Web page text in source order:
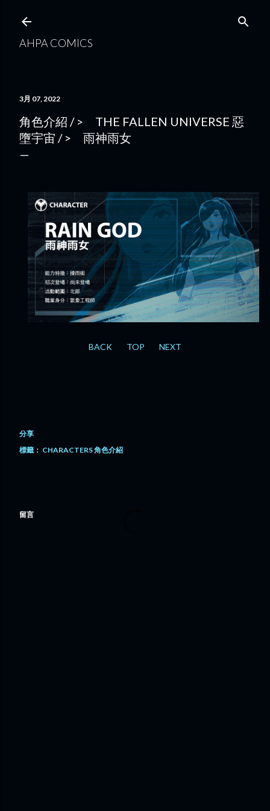
AHPA COMICS
3月 07, 2022
角色介紹 / > THE FALLEN UNIVERSE 惡
墮宇宙 / > 雨神雨女
BACK TOP NEXT
分享
標籤： CHARACTERS 角色介紹
留言